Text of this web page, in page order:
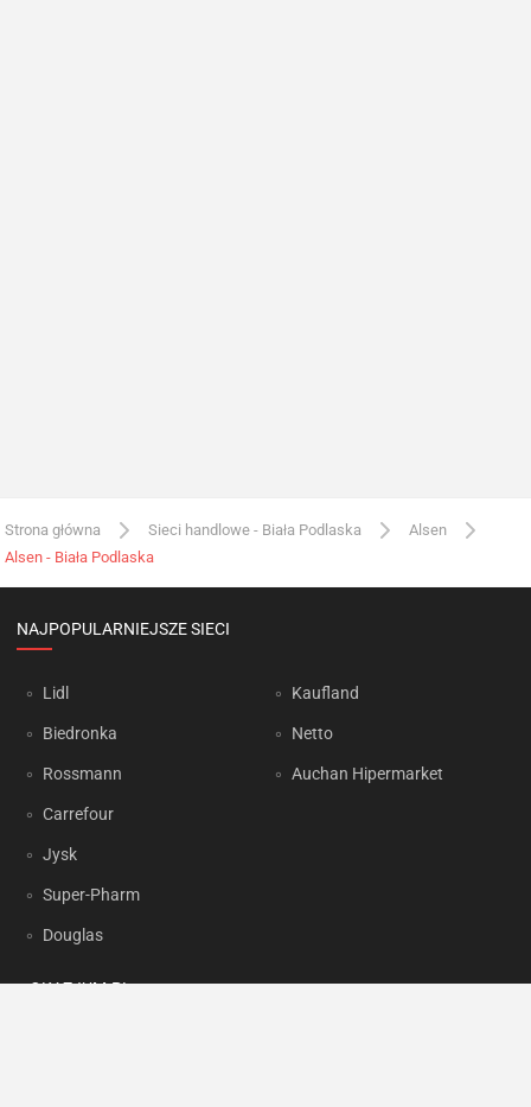
Strona główna Sieci handlowe - Biała Podlaska
Alsen
Alsen - Biała Podlaska
NAJPOPULARNIEJSZE SIECI
Lidl
Biedronka
Rossmann
Carrefour
Jysk
Super-Pharm
Douglas
Kaufland
Netto
Auchan Hipermarket
OKAZJUM.PL